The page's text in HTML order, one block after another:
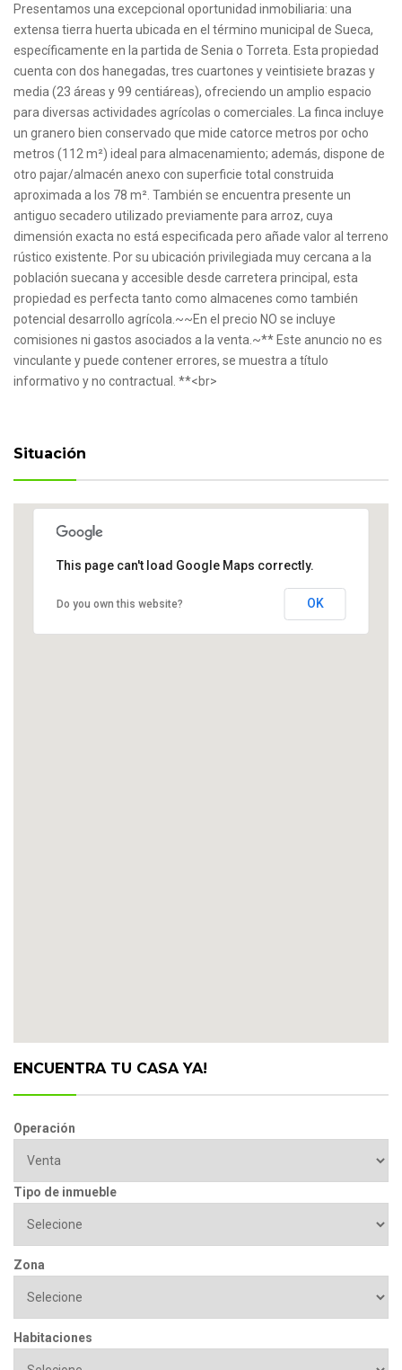
Presentamos una excepcional oportunidad inmobiliaria: una
extensa tierra huerta ubicada en el término municipal de Sueca,
específicamente en la partida de Senia o Torreta. Esta propiedad
cuenta con dos hanegadas, tres cuartones y veintisiete brazas y
media (23 áreas y 99 centiáreas), ofreciendo un amplio espacio
para diversas actividades agrícolas o comerciales. La finca incluye
un granero bien conservado que mide catorce metros por ocho
metros (112 m²) ideal para almacenamiento; además, dispone de
otro pajar/almacén anexo con superficie total construida
aproximada a los 78 m². También se encuentra presente un
antiguo secadero utilizado previamente para arroz, cuya
dimensión exacta no está especificada pero añade valor al terreno
rústico existente. Por su ubicación privilegiada muy cercana a la
población suecana y accesible desde carretera principal, esta
propiedad es perfecta tanto como almacenes como también
potencial desarrollo agrícola.~~En el precio NO se incluye
comisiones ni gastos asociados a la venta.~** Este anuncio no es
vinculante y puede contener errores, se muestra a título
informativo y no contractual. **<br>
Situación
This page can't load Google Maps correctly.
Do you own this website? OK
ENCUENTRA TU CASA YA!
Operación
Tipo de inmueble
Zona
Habitaciones